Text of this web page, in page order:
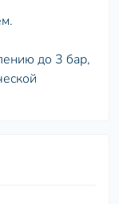
до 3 бар,